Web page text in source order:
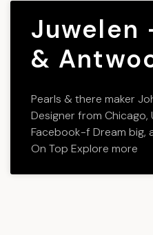
Juwelen
&
Pearls & there maker
Designer from
Facebook-f Dream big,
On Top Explore more